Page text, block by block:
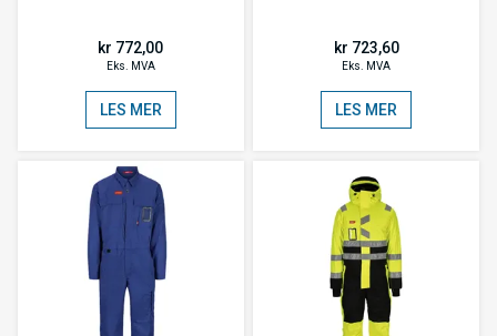
kr 772,00
Eks. MVA
LES MER
kr 723,60
Eks. MVA
LES MER